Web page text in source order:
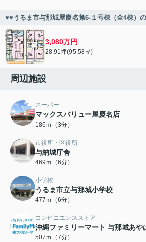
♥♥うるま市与那城屋慶名第6-１号棟（全4棟）
3,080万円
28.91坪(95.58㎡)
周辺施設
スーパー
マックスバリュー屋慶名店
186ｍ（3分）
市役所・区役所
与納城庁舎
469ｍ（6分）
小学校
うるま市立与那城小学校
477ｍ（6分）
コンビニエンスストア
沖縄ファミリーマート 与那城あや
507ｍ（7分）